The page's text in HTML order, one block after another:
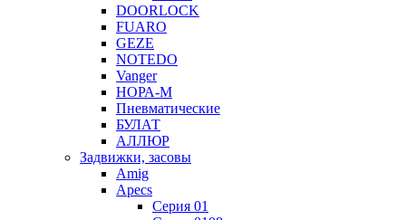
DOORLOCK
FUARO
GEZE
NOTEDO
Vanger
НОРА-М
Пневматические
БУЛАТ
АЛЛЮР
Задвижки, засовы
Amig
Apecs
Серия 01